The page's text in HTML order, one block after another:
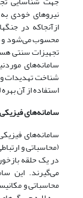
نیروهای خودی
ازآنجاکه در
محسوب می‌شود و
تجهیزات سنتی
سامانه‌های
شناخت تهدیدات
استفاده از آن بهره
سامانه‌های
سامانه‌های
(محاسباتی و
در یک حلقه
می‌گیرند. این
محاسباتی و